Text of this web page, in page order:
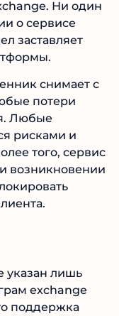
Ни один
о сервисе
заставляет
снимает с
потери
Любые
рисками и
того, сервис
возникновении
указан лишь
exchange
поддержка